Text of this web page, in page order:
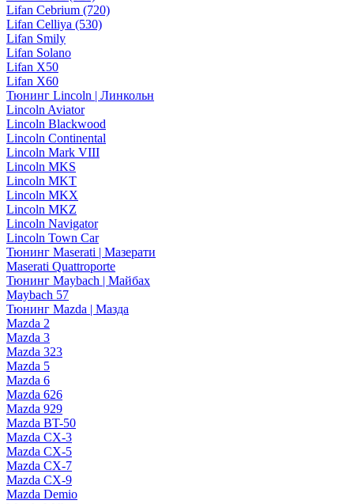
Lifan Cebrium (720)
Lifan Celliya (530)
Lifan Smily
Lifan Solano
Lifan X50
Lifan X60
Тюнинг Lincoln | Линкольн
Lincoln Aviator
Lincoln Blackwood
Lincoln Continental
Lincoln Mark VIII
Lincoln MKS
Lincoln MKT
Lincoln MKX
Lincoln MKZ
Lincoln Navigator
Lincoln Town Car
Тюнинг Maserati | Мазерати
Maserati Quattroporte
Тюнинг Maybach | Майбах
Maybach 57
Тюнинг Mazda | Мазда
Mazda 2
Mazda 3
Mazda 323
Mazda 5
Mazda 6
Mazda 626
Mazda 929
Mazda BT-50
Mazda CX-3
Mazda CX-5
Mazda CX-7
Mazda CX-9
Mazda Demio